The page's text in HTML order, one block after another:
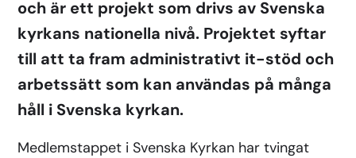
och är ett projekt som drivs av Svenska
kyrkans nationella nivå. Projektet syftar
till att ta fram administrativt it-stöd och
arbetssätt som kan användas på många
håll i Svenska kyrkan.
Medlemstappet i Svenska Kyrkan har tvingat